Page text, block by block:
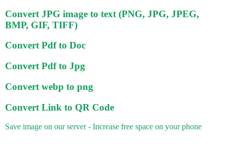
Convert JPG image to text (PNG, JPG, JPEG,
BMP, GIF, TIFF)
Convert Pdf to Doc
Convert Pdf to Jpg
Convert webp to png
Convert Link to QR Code
Save image on our server - Increase free space on your phone